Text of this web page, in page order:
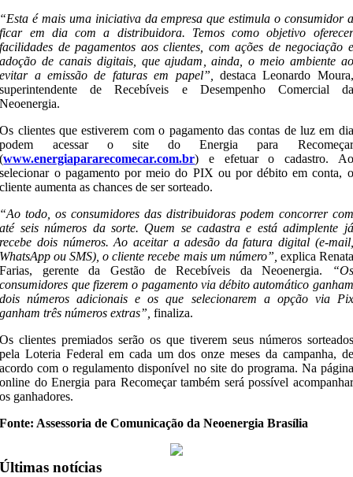
“Esta é mais uma iniciativa da empresa que estimula o consumidor a
ficar em dia com a distribuidora. Temos como objetivo oferecer
facilidades de pagamentos aos clientes, com ações de negociação e
adoção de canais digitais, que ajudam, ainda, o meio ambiente ao
evitar a emissão de faturas em papel”,
destaca Leonardo Moura,
superintendente de Recebíveis e Desempenho Comercial da
Neoenergia.
Os clientes que estiverem com o pagamento das contas de luz em dia
podem acessar o site do Energia para Recomeçar
(www.energiapararecomecar.com.br) e efetuar o cadastro. Ao
selecionar o pagamento por meio do PIX ou por débito em conta, o
cliente aumenta as chances de ser sorteado.
“Ao todo, os consumidores das distribuidoras podem concorrer com
até seis números da sorte. Quem se cadastra e está adimplente já
recebe dois números. Ao aceitar a adesão da fatura digital (e-mail,
WhatsApp ou SMS), o cliente recebe mais um número”, explica Renata
Farias, gerente da Gestão de Recebíveis da Neoenergia. “Os
consumidores que fizerem o pagamento via débito automático ganham
dois números adicionais e os que selecionarem a opção via Pix
ganham três números extras”,finaliza.
Os clientes premiados serão os que tiverem seus números sorteados
pela Loteria Federal em cada um dos onze meses da campanha, de
acordo com o regulamento disponível no site do programa. Na página
online do Energia para Recomeçar também será possível acompanhar
os ganhadores.
Fonte: Assessoria de Comunicação da Neoenergia Brasília
Últimas notícias